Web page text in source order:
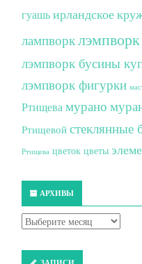
гуашьирландское
лампворклэмпворк
лэмпворк бусины
лэмпворк фигурки
Ртищевамурано
Ртищевой стеклянные
Ртищева цветок цветы
АРХИВЫ